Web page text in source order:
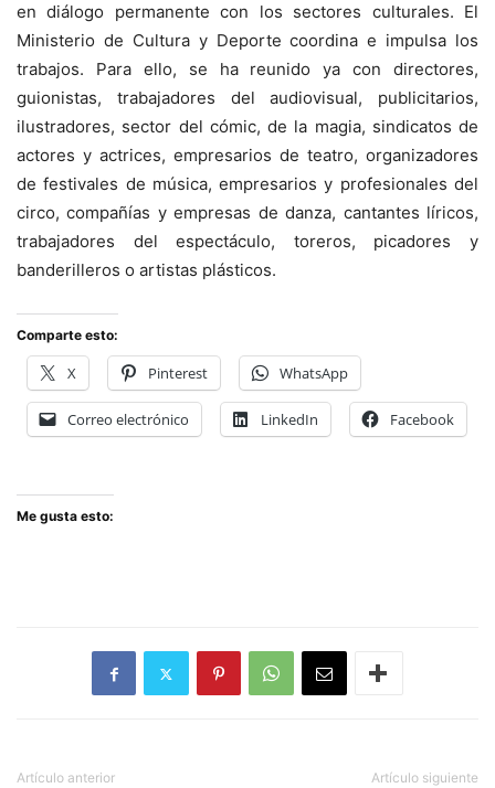
en diálogo permanente con los sectores culturales. El
Ministerio de Cultura y Deporte coordina e impulsa los
trabajos. Para ello, se ha reunido ya con directores,
guionistas, trabajadores del audiovisual, publicitarios,
ilustradores, sector del cómic, de la magia, sindicatos de
actores y actrices, empresarios de teatro, organizadores
de festivales de música, empresarios y profesionales del
circo, compañías y empresas de danza, cantantes líricos,
trabajadores del espectáculo, toreros, picadores y
banderilleros o artistas plásticos.
Comparte esto:
X Pinterest WhatsApp
Correo electrónico LinkedIn Facebook
Me gusta esto:
Artículo anterior Artículo siguiente